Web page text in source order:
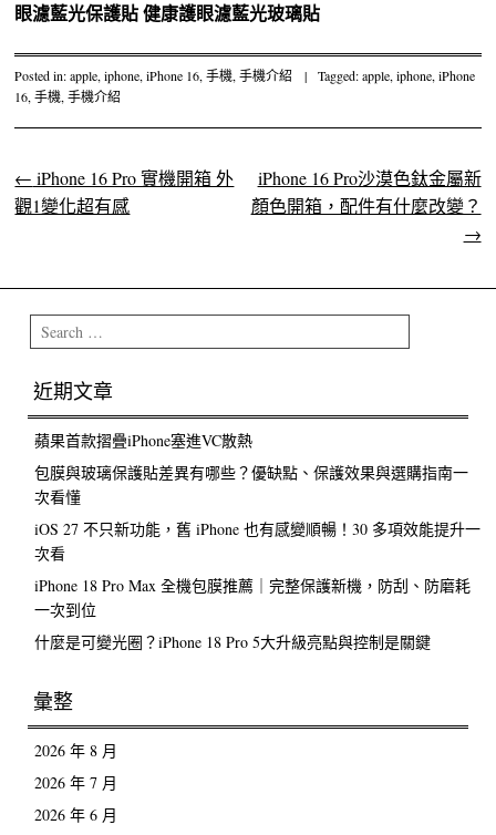
眼濾藍光保護貼健康護眼濾藍光玻璃貼
Posted in:apple,iphone,iPhone 16,手機,手機介紹 | Tagged:apple,iphone,iPhone
16,手機,手機介紹
Post navigation
← iPhone 16 Pro 實機開箱 外
觀1變化超有感
iPhone 16 Pro沙漠色鈦金屬新
顏色開箱，配件有什麼改變？
→
Search
近期文章
蘋果首款摺疊iPhone塞進VC散熱
包膜與玻璃保護貼差異有哪些？優缺點、保護效果與選購指南一
次看懂
iOS 27 不只新功能，舊 iPhone 也有感變順暢！30 多項效能提升一
次看
iPhone 18 Pro Max 全機包膜推薦｜完整保護新機，防刮、防磨耗
一次到位
什麼是可變光圈？iPhone 18 Pro 5大升級亮點與控制是關鍵
彙整
2026 年 8 月
2026 年 7 月
2026 年 6 月